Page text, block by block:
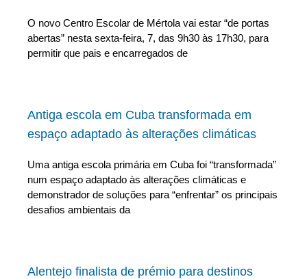
O novo Centro Escolar de Mértola vai estar “de portas
abertas” nesta sexta-feira, 7, das 9h30 às 17h30, para
permitir que pais e encarregados de
Antiga escola em Cuba transformada em
espaço adaptado às alterações climáticas
Uma antiga escola primária em Cuba foi “transformada”
num espaço adaptado às alterações climáticas e
demonstrador de soluções para “enfrentar” os principais
desafios ambientais da
Alentejo finalista de prémio para destinos